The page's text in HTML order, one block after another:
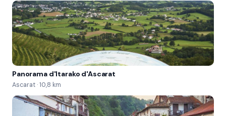
Panorama d'Itarako d'Ascarat
Ascarat · 10,8 km